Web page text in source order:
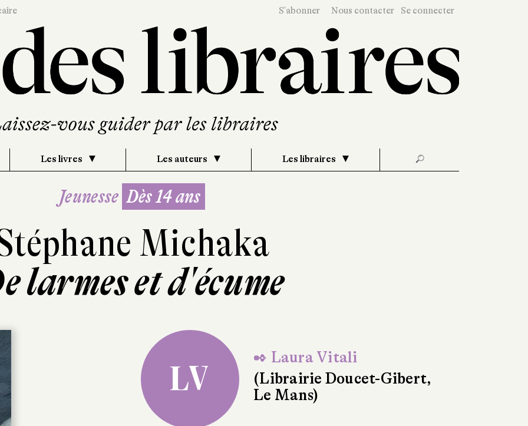
S'abonner Nous contacter Se connecter
Les livres Les auteurs Les libraires 🔎
Jeunesse Dès 14 ans
Michaka
larmes et d'écume
LV
✒ Laura Vitali
(Librairie Doucet-Gibert,
Le Mans)